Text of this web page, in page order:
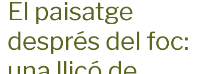
El paisatge
després del foc: